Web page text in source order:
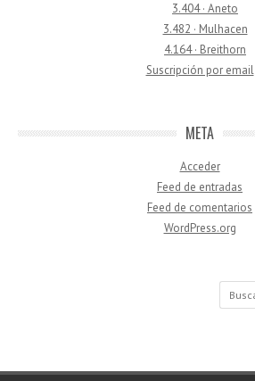
3.404 · Aneto
3.482 · Mulhacen
4.164 · Breithorn
Suscripción por email
META
Acceder
Feed de entradas
Feed de comentarios
WordPress.org
Buscar